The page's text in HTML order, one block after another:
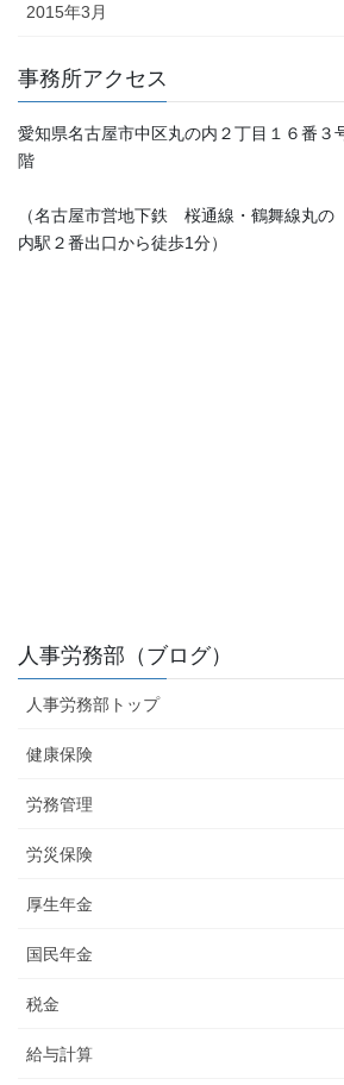
2015年3月
事務所アクセス
愛知県名古屋市中区丸の内２丁目１６番
階
（名古屋市営地下鉄 桜通線・鶴舞線丸の
内駅２番出口から徒歩1分）
人事労務部（ブログ）
人事労務部トップ
健康保険
労務管理
労災保険
厚生年金
国民年金
税金
給与計算